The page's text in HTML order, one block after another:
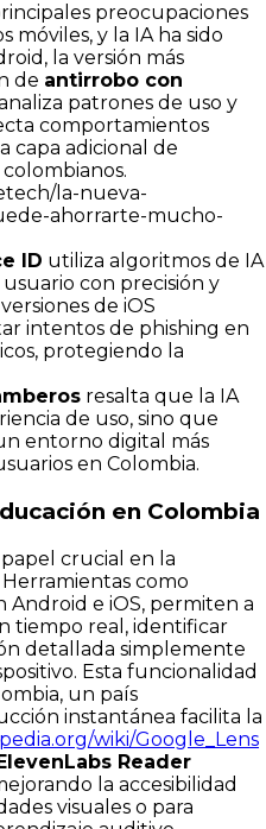
preocupaciones
móviles, y la IA ha sido
la versión más
de antirrobo con
patrones de uso y
comportamientos
capa adicional de
la-nueva-
ahorrarte-mucho-
ID utiliza algoritmos de IA
con precisión y
de iOS
intentos de phishing en
protegiendo la
resalta que la IA
de uso, sino que
entorno digital más
en Colombia.
en Colombia
crucial en la
como
Android e iOS, permiten a
tiempo real, identificar
detallada simplemente
Esta funcionalidad
un país
instantánea facilita la
wiki/Google_Lens
Reader
la accesibilidad
visuales o para